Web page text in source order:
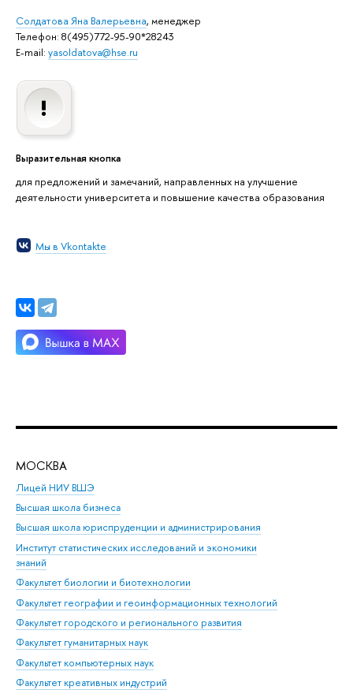
Солдатова Яна Валерьевна, менеджер
Телефон: 8(495)772-95-90*28243
E-mail: yasoldatova@hse.ru
Выразительная кнопка
для предложений и замечаний, направленных на улучшение
деятельности университета и повышение качества образования
Мы в Vkontakte
МОСКВА
Лицей НИУ ВШЭ
Высшая школа бизнеса
Высшая школа юриспруденции и администрирования
Институт статистических исследований и экономики
знаний
Факультет биологии и биотехнологии
Факультет географии и геоинформационных технологий
Факультет городского и регионального развития
Факультет гуманитарных наук
Факультет компьютерных наук
Факультет креативных индустрий